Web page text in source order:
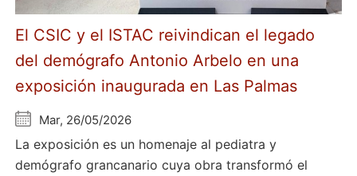
El CSIC y el ISTAC reivindican el legado
del demógrafo Antonio Arbelo en una
exposición inaugurada en Las Palmas
Mar, 26/05/2026
La exposición es un homenaje al pediatra y
demógrafo grancanario cuya obra transformó el